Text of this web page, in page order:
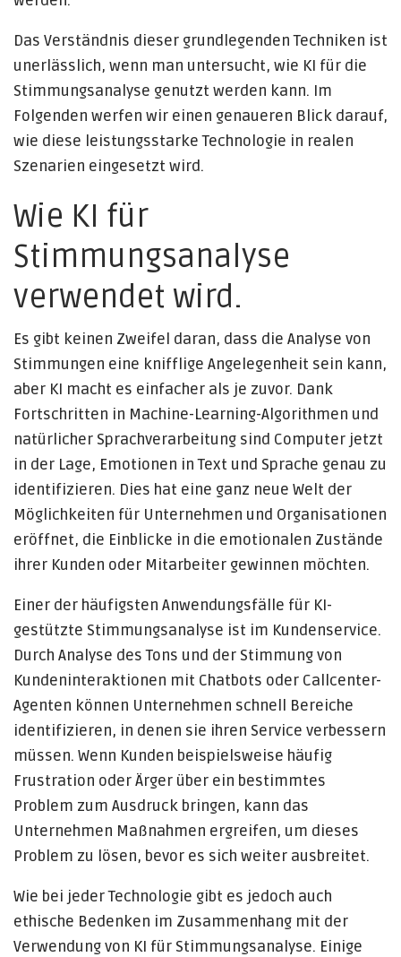
Das Verständnis dieser grundlegenden Techniken ist
unerlässlich, wenn man untersucht, wie KI für die
Stimmungsanalyse genutzt werden kann. Im
Folgenden werfen wir einen genaueren Blick darauf,
wie diese leistungsstarke Technologie in realen
Szenarien eingesetzt wird.
Wie KI für
Stimmungsanalyse
verwendet wird.
Es gibt keinen Zweifel daran, dass die Analyse von
Stimmungen eine knifflige Angelegenheit sein kann,
aber KI macht es einfacher als je zuvor. Dank
Fortschritten in Machine-Learning-Algorithmen und
natürlicher Sprachverarbeitung sind Computer jetzt
in der Lage, Emotionen in Text und Sprache genau zu
identifizieren. Dies hat eine ganz neue Welt der
Möglichkeiten für Unternehmen und Organisationen
eröffnet, die Einblicke in die emotionalen Zustände
ihrer Kunden oder Mitarbeiter gewinnen möchten.
Einer der häufigsten Anwendungsfälle für KI-
gestützte Stimmungsanalyse ist im Kundenservice.
Durch Analyse des Tons und der Stimmung von
Kundeninteraktionen mit Chatbots oder Callcenter-
Agenten können Unternehmen schnell Bereiche
identifizieren, in denen sie ihren Service verbessern
müssen. Wenn Kunden beispielsweise häufig
Frustration oder Ärger über ein bestimmtes
Problem zum Ausdruck bringen, kann das
Unternehmen Maßnahmen ergreifen, um dieses
Problem zu lösen, bevor es sich weiter ausbreitet.
Wie bei jeder Technologie gibt es jedoch auch
ethische Bedenken im Zusammenhang mit der
Verwendung von KI für Stimmungsanalyse. Einige